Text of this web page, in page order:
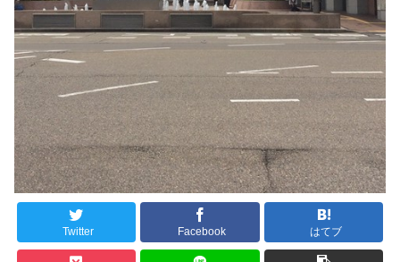
Twitter Facebook はてブ